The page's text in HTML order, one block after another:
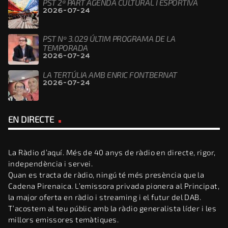
PST 2ª PART AGENDA CULTURAL I ESPORTIVA
2026-07-24
PST Nº 3.029 ÚLTIM PROGRAMA DE LA
TEMPORADA
2026-07-24
LA TERTÚLIA AMB ENRIC FONTBERNAT
2026-07-24
EN DIRECTE
La Ràdio d’aquí. Més de 40 anys de ràdio en directe, rigor,
independència i servei.
Quan es tracta de ràdio, ningú té més presència que la
Cadena Pirenaica. L’emissora privada pionera al Principat,
la major oferta en ràdio i streaming i el futur del DAB.
T’acostem al teu públic amb la ràdio generalista líder i les
millors emissores temàtiques.